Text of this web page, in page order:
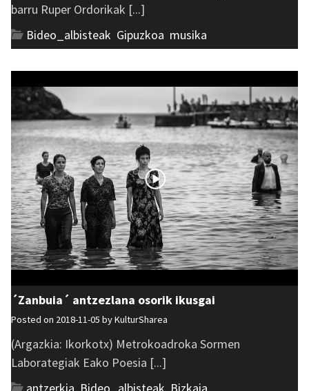
barru Ruper Ordorikak [...]
Bideo_albisteak Gipuzkoa musika
´Zanbuia´ antzezlana osorik ikusgai
Posted on 2018-11-05 byKulturSharea
(Argazkia: Ikorkotx) Metrokoadroka Sormen
Laborategiak Eako Poesia [...]